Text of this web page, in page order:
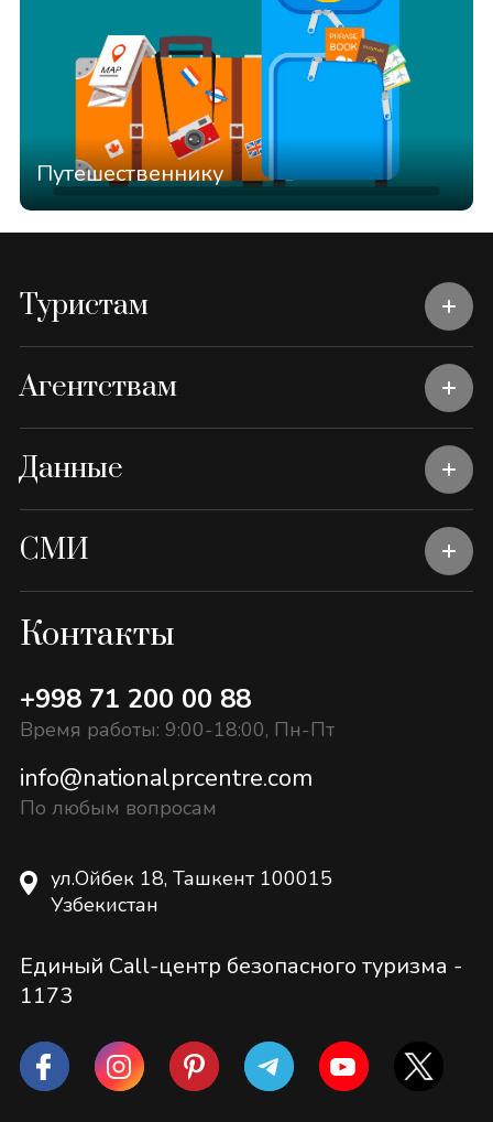
Путешественнику
Туристам
Агентствам
Данные
СМИ
Контакты
+998 71 200 00 88
Время работы: 9:00-18:00, Пн-Пт
info@nationalprcentre.com
По любым вопросам
ул.Ойбек 18, Ташкент 100015
Узбекистан
Единый Call-центр безопасного туризма -
1173